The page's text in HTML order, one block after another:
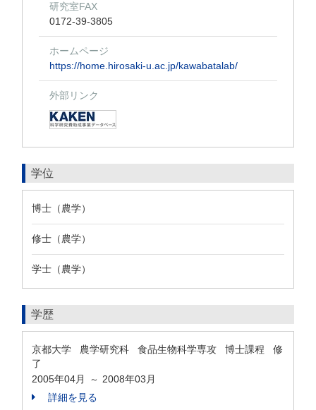
研究室FAX
0172-39-3805
ホームページ
https://home.hirosaki-u.ac.jp/kawabatalab/
外部リンク
学位
博士（農学）
修士（農学）
学士（農学）
学歴
京都大学 農学研究科 食品生物科学専攻 博士課程 修
了
2005年04月
～ 2008年03月
詳細を見る